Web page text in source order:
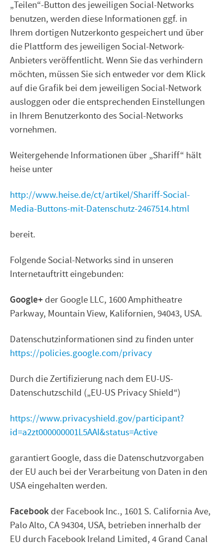
„Teilen“-Button des jeweiligen Social-Networks
benutzen, werden diese Informationen ggf. in
Ihrem dortigen Nutzerkonto gespeichert und über
die Plattform des jeweiligen Social-Network-
Anbieters veröffentlicht. Wenn Sie das verhindern
möchten, müssen Sie sich entweder vor dem Klick
auf die Grafik bei dem jeweiligen Social-Network
ausloggen oder die entsprechenden Einstellungen
in Ihrem Benutzerkonto des Social-Networks
vornehmen.
Weitergehende Informationen über „Shariff“ hält
heise unter
http://www.heise.de/ct/artikel/Shariff-Social-
Media-Buttons-mit-Datenschutz-2467514.html
bereit.
Folgende Social-Networks sind in unseren
Internetauftritt eingebunden:
Google+ der Google LLC, 1600 Amphitheatre
Parkway, Mountain View, Kalifornien, 94043, USA.
Datenschutzinformationen sind zu finden unter
https://policies.google.com/privacy
Durch die Zertifizierung nach dem EU-US-
Datenschutzschild („EU-US Privacy Shield“)
https://www.privacyshield.gov/participant?
id=a2zt000000001L5AAI&status=Active
garantiert Google, dass die Datenschutzvorgaben
der EU auch bei der Verarbeitung von Daten in den
USA eingehalten werden.
Facebook der Facebook Inc., 1601 S. California Ave,
Palo Alto, CA 94304, USA, betrieben innerhalb der
EU durch Facebook Ireland Limited, 4 Grand Canal